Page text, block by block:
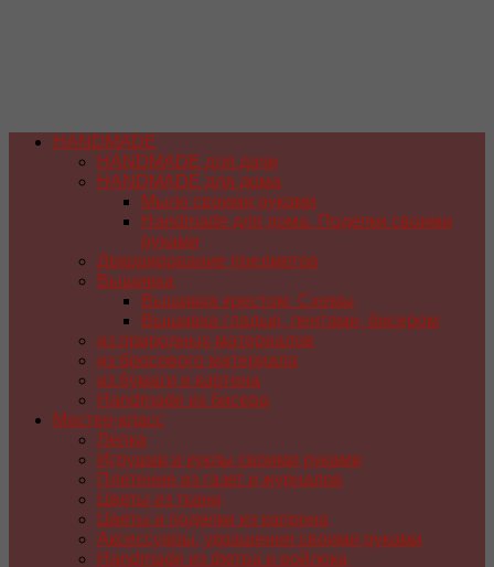
HANDMADE
HANDMADE для дачи
HANDMADE для дома
Мыло своими руками
Handmade для дома. Поделки своими
руками
Декорирование предметов
Вышивка
Вышивка крестом. Схемы
Вышивка гладью, лентами, бисером
из природных материалов
из бросового материала
из бумаги и картона
Handmade из бисера
Мастер-класс
Лепка
Игрушки и куклы своими руками
Плетение из газет и журналов
Цветы из ткани
Цветы и поделки из капрона
Аксессуары, украшения своими руками
Handmade из фетра и войлока